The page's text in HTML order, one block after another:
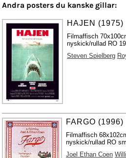
Andra posters du kanske gillar:
HAJEN (1975)
Filmaffisch
nyskick/rullad RO
Steven Spielberg
FARGO (1996)
Filmaffisch
nyskick/rullad RO
Joel Ethan Coen